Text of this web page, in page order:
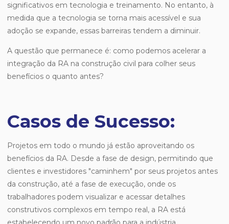
significativos em tecnologia e treinamento. No entanto, à
medida que a tecnologia se torna mais acessível e sua
adoção se expande, essas barreiras tendem a diminuir.
A questão que permanece é: como podemos acelerar a
integração da RA na construção civil para colher seus
benefícios o quanto antes?
Casos de Sucesso:
Projetos em todo o mundo já estão aproveitando os
benefícios da RA. Desde a fase de design, permitindo que
clientes e investidores "caminhem" por seus projetos antes
da construção, até a fase de execução, onde os
trabalhadores podem visualizar e acessar detalhes
construtivos complexos em tempo real, a RA está